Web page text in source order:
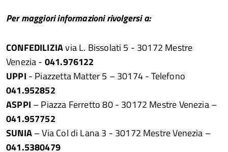
Per maggiori informazioni rivolgersi a:
CONFEDILIZIAvia L. Bissolati 5 - 30172 Mestre
Venezia - 041.976122
UPPI - Piazzetta Matter 5 – 30174 - Telefono
041.952852
ASPPI – Piazza Ferretto 80 - 30172 Mestre Venezia –
041.957752
SUNIA– Via Col di Lana 3 - 30172 Mestre Venezia –
041.5380479